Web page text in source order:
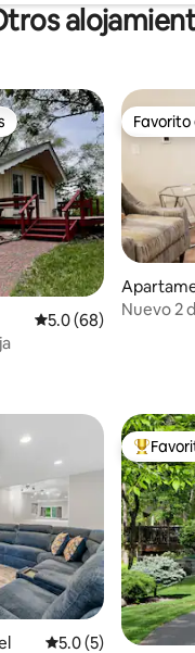
Calificación
5.0 (68)
Nuevo 2
Calificación
5.0 (5)